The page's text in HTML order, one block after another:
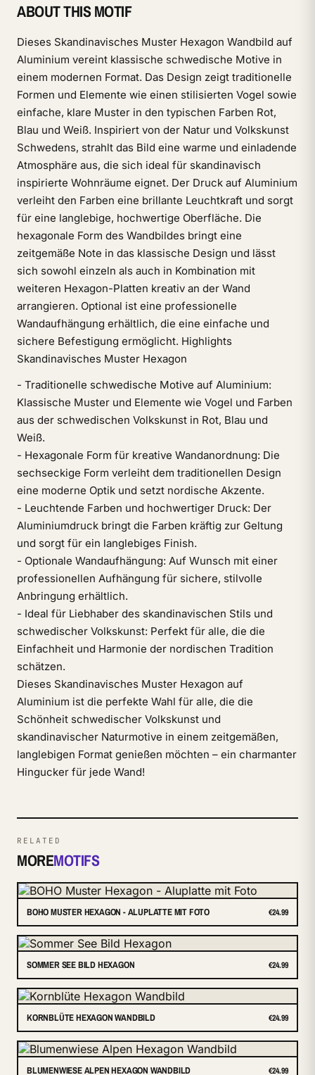
ABOUT THIS MOTIF
Dieses Skandinavisches Muster Hexagon Wandbild auf
Aluminium vereint klassische schwedische Motive in
einem modernen Format. Das Design zeigt traditionelle
Formen und Elemente wie einen stilisierten Vogel sowie
einfache, klare Muster in den typischen Farben Rot,
Blau und Weiß. Inspiriert von der Natur und Volkskunst
Schwedens, strahlt das Bild eine warme und einladende
Atmosphäre aus, die sich ideal für skandinavisch
inspirierte Wohnräume eignet. Der Druck auf Aluminium
verleiht den Farben eine brillante Leuchtkraft und sorgt
für eine langlebige, hochwertige Oberfläche. Die
hexagonale Form des Wandbildes bringt eine
zeitgemäße Note in das klassische Design und lässt
sich sowohl einzeln als auch in Kombination mit
weiteren Hexagon-Platten kreativ an der Wand
arrangieren. Optional ist eine professionelle
Wandaufhängung erhältlich, die eine einfache und
sichere Befestigung ermöglicht. Highlights
Skandinavisches Muster Hexagon
- Traditionelle schwedische Motive auf Aluminium:
Klassische Muster und Elemente wie Vogel und Farben
aus der schwedischen Volkskunst in Rot, Blau und
Weiß.
- Hexagonale Form für kreative Wandanordnung: Die
sechseckige Form verleiht dem traditionellen Design
eine moderne Optik und setzt nordische Akzente.
- Leuchtende Farben und hochwertiger Druck: Der
Aluminiumdruck bringt die Farben kräftig zur Geltung
und sorgt für ein langlebiges Finish.
- Optionale Wandaufhängung: Auf Wunsch mit einer
professionellen Aufhängung für sichere, stilvolle
Anbringung erhältlich.
- Ideal für Liebhaber des skandinavischen Stils und
schwedischer Volkskunst: Perfekt für alle, die die
Einfachheit und Harmonie der nordischen Tradition
schätzen.
Dieses Skandinavisches Muster Hexagon auf
Aluminium ist die perfekte Wahl für alle, die die
Schönheit schwedischer Volkskunst und
skandinavischer Naturmotive in einem zeitgemäßen,
langlebigen Format genießen möchten – ein charmanter
Hingucker für jede Wand!
RELATED
MOREMOTIFS
BOHO MUSTER HEXAGON - ALUPLATTE MIT FOTO €24.99
SOMMER SEE BILD HEXAGON €24.99
KORNBLÜTE HEXAGON WANDBILD €24.99
BLUMENWIESE ALPEN HEXAGON WANDBILD €24.99